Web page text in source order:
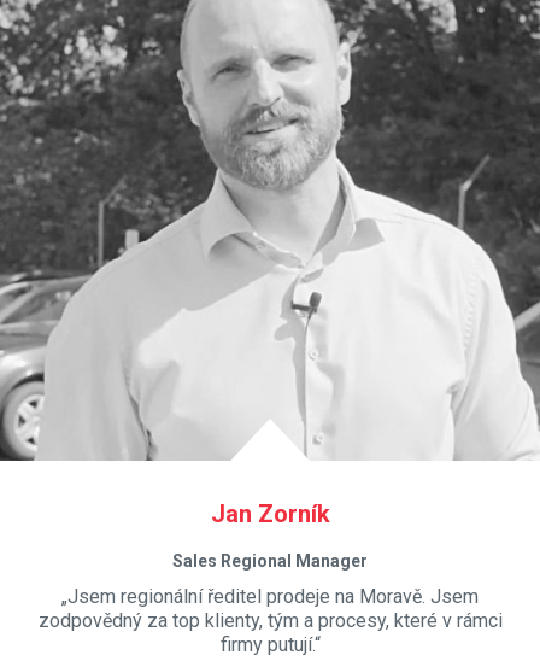
Jan Zorník
Sales Regional Manager
„Jsem regionální ředitel prodeje na Moravě. Jsem
zodpovědný za top klienty, tým a procesy, které v rámci
firmy putují.“